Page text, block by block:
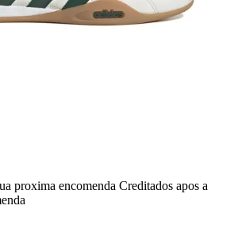
proxima encomenda Creditados apos a